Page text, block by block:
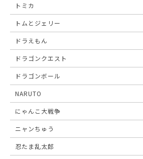
トミカ
トムとジェリー
ドラえもん
ドラゴンクエスト
ドラゴンボール
NARUTO
にゃんこ大戦争
ニャンちゅう
忍たま乱太郎